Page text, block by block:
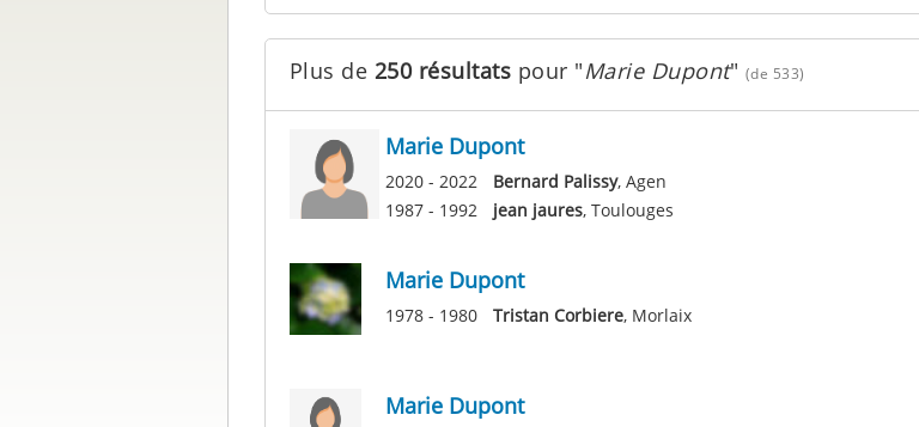
Plus de 250 résultats pour "Marie Dupont" (de 533)
Marie Dupont
2020 - 2022 Bernard Palissy, Agen
1987 - 1992
jean jaures, Toulouges
Marie Dupont
1978 - 1980 Tristan Corbiere, Morlaix
Marie Dupont